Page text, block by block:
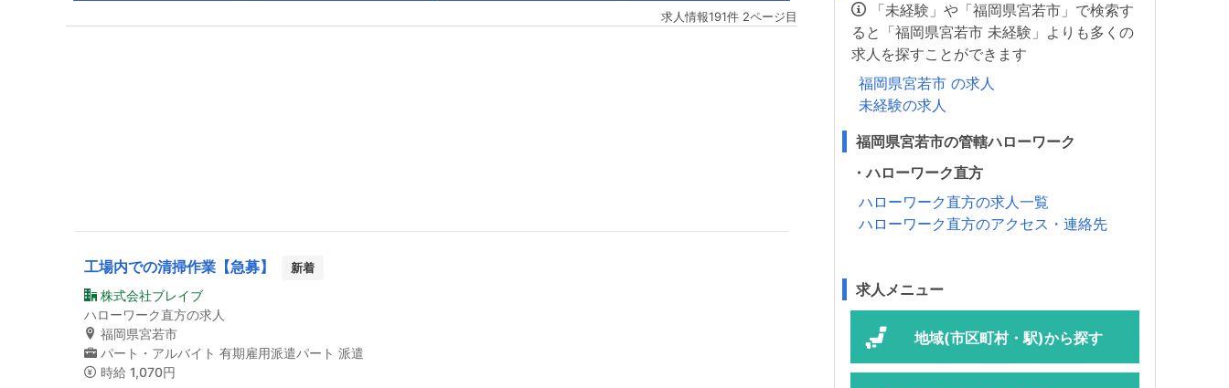
求人情報191件 2ページ目
工場内での清掃作業【急募】 新着
株式会社ブレイブ
ハローワーク直方の求人
福岡県宮若市
パート・アルバイト 有期雇用派遣パート 派遣
時給 1,070円
「未経験」や「福岡県宮若市」で検索す
ると「福岡県宮若市 未経験」よりも多くの
求人を探すことができます
福岡県宮若市 の求人
未経験の求人
福岡県宮若市の管轄ハローワーク
・ハローワーク直方
ハローワーク直方の求人一覧
ハローワーク直方のアクセス・連絡先
求人メニュー
地域(市区町村・駅)から探す